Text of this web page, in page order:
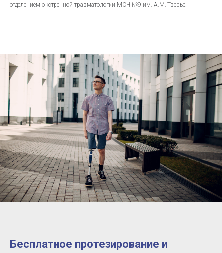
отделением экстренной травматологии МСЧ №9 им. А.М. Тверье.
Бесплатное протезирование и